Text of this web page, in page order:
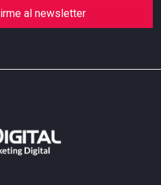
al newsletter